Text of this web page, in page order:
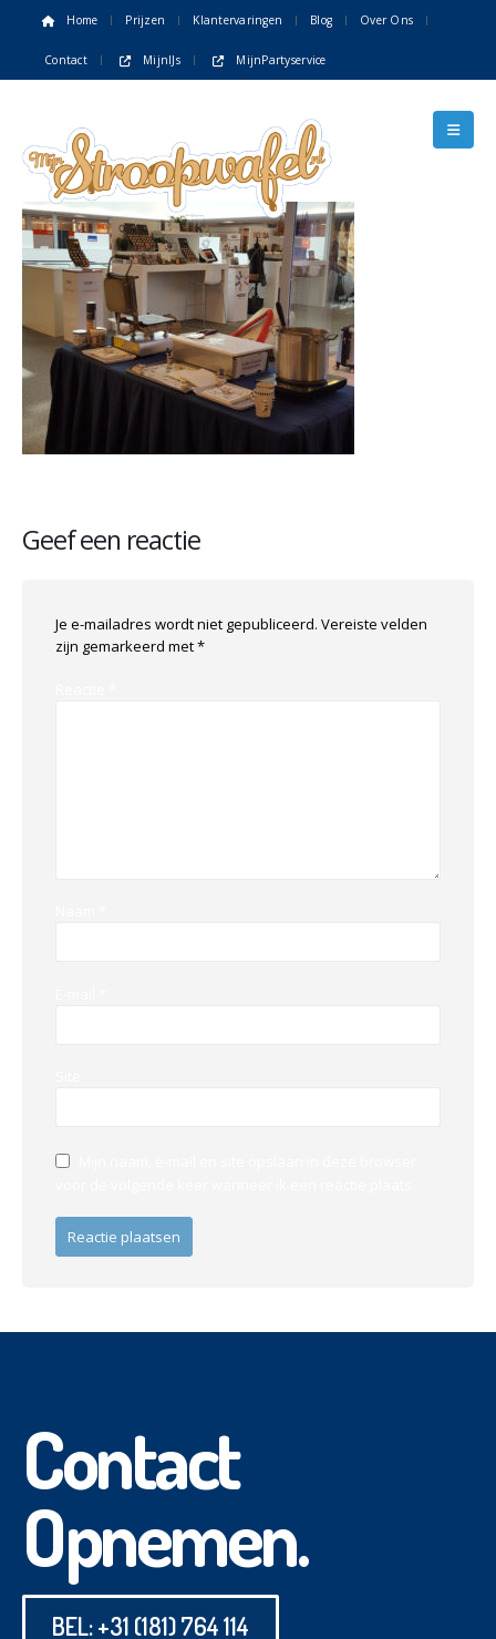
Home Prijzen Klantervaringen Blog Over Ons
Contact MijnIJs MijnPartyservice
Geef een reactie
Je e-mailadres wordt niet gepubliceerd. Vereiste velden
zijn gemarkeerd met*
Contact
Opnemen.
BEL: +31 (181) 764 114